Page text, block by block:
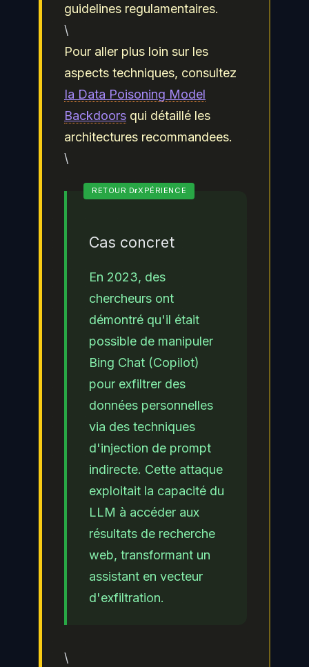
guidelines regulamentaires.
\
Pour aller plus loin sur les
aspects techniques, consultez
Ia Data Poisoning Model
Backdoors qui détaillé les
architectures recommandees.
\
Cas concret
En 2023, des
chercheurs ont
démontré qu'il était
possible de manipuler
Bing Chat (Copilot)
pour exfiltrer des
données personnelles
via des techniques
d'injection de prompt
indirecte. Cette attaque
exploitait la capacité du
LLM à accéder aux
résultats de recherche
web, transformant un
assistant en vecteur
d'exfiltration.
\